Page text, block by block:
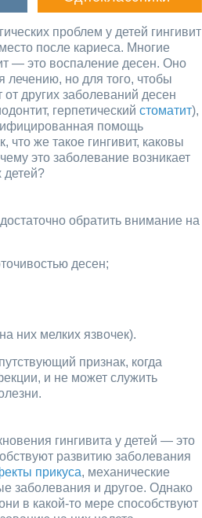
проблем у детей гингивит
после кариеса. Многие
— это воспаление десен. Оно
лечению, но для того, чтобы
от других заболеваний десен
герпетический стоматит),
помощь
что же такое гингивит, каковы
это заболевание возникает
детей?
обратить внимание на
десен;
них мелких язвочек).
признак, когда
и не может служить
гингивита у детей — это
развитию заболевания
прикуса, механические
заболевания и другое. Однако
в какой-то мере способствуют